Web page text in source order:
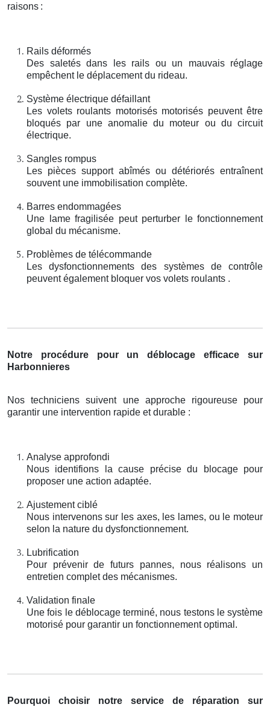
raisons :
Rails déformés
Des saletés dans les rails ou un mauvais réglage
empêchent le déplacement du rideau.
Système électrique défaillant
Les volets roulants motorisés motorisés peuvent être
bloqués par une anomalie du moteur ou du circuit
électrique.
Sangles rompus
Les pièces support abîmés ou détériorés entraînent
souvent une immobilisation complète.
Barres endommagées
Une lame fragilisée peut perturber le fonctionnement
global du mécanisme.
Problèmes de télécommande
Les dysfonctionnements des systèmes de contrôle
peuvent également bloquer vos volets roulants .
Notre procédure pour un déblocage efficace sur
Harbonnieres
Nos techniciens suivent une approche rigoureuse pour
garantir une intervention rapide et durable :
Analyse approfondi
Nous identifions la cause précise du blocage pour
proposer une action adaptée.
Ajustement ciblé
Nous intervenons sur les axes, les lames, ou le moteur
selon la nature du dysfonctionnement.
Lubrification
Pour prévenir de futurs pannes, nous réalisons un
entretien complet des mécanismes.
Validation finale
Une fois le déblocage terminé, nous testons le système
motorisé pour garantir un fonctionnement optimal.
Pourquoi choisir notre service de réparation sur